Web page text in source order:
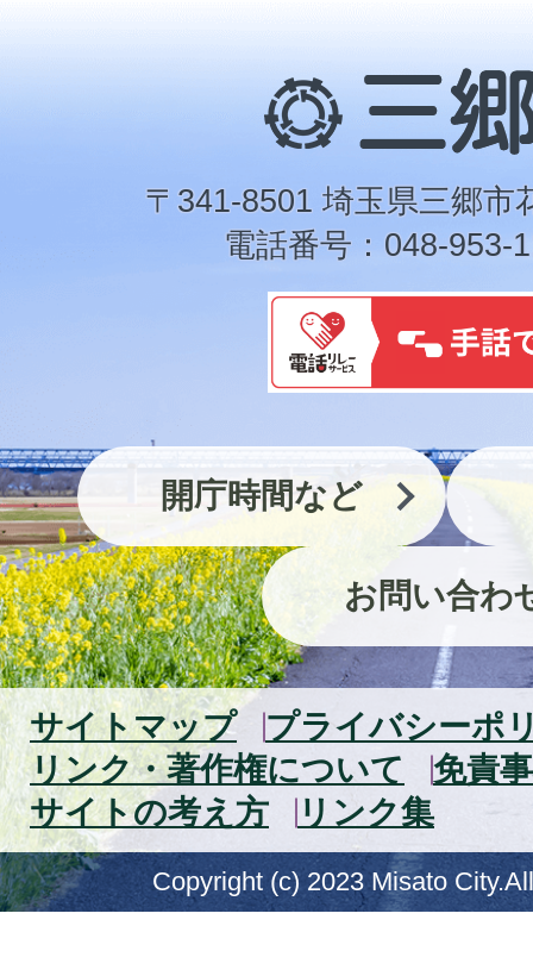
三
郷
市
〒341-8501 埼玉県三郷市
電話番号：048-953-
開庁時間など
お問い合わ
サイトマップ
プライバシーポ
リンク・著作権について
免責
サイトの考え方
リンク集
Copyright (c) 2023 Misato